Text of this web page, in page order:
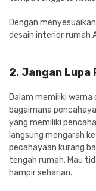
Dengan
desain interior rumah
2. Jangan
Dalam memiliki
bagaimana
yang memiliki
langsung mengarah
pecahayaan kurang
tengah rumah. Mau
hampir seharian.